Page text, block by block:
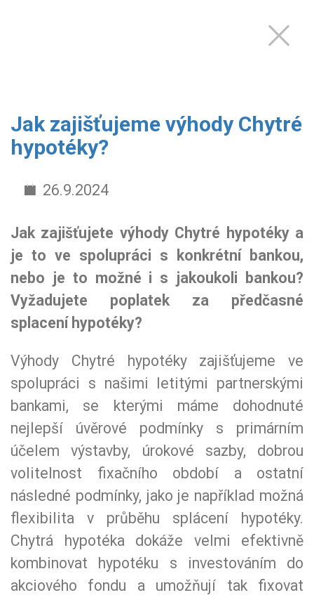
Jak zajišťujeme výhody Chytré
hypotéky?
26.9.2024
Jak zajišťujete výhody Chytré hypotéky a
je to ve spolupráci s konkrétní bankou,
nebo je to možné i s jakoukoli bankou?
Vyžadujete poplatek za předčasné
splacení hypotéky?
Výhody Chytré hypotéky zajišťujeme ve
spolupráci s našimi letitými partnerskými
bankami, se kterými máme dohodnuté
nejlepší úvěrové podmínky s primárním
účelem výstavby, úrokové sazby, dobrou
volitelnost fixačního období a ostatní
následné podmínky, jako je například možná
flexibilita v průběhu splácení hypotéky.
Chytrá hypotéka dokáže velmi efektivně
kombinovat hypotéku s investováním do
akciového fondu a umožňují tak fixovat